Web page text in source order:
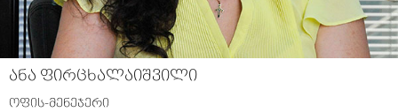
ანა ფირცხალაიშვილი
ოფის-მენეჯერი